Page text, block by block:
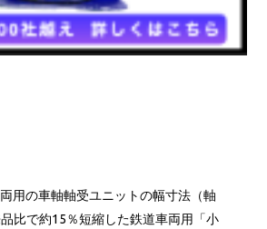
用の車軸軸受ユニットの幅寸法（軸
比で約15％短縮した鉄道車両用「小